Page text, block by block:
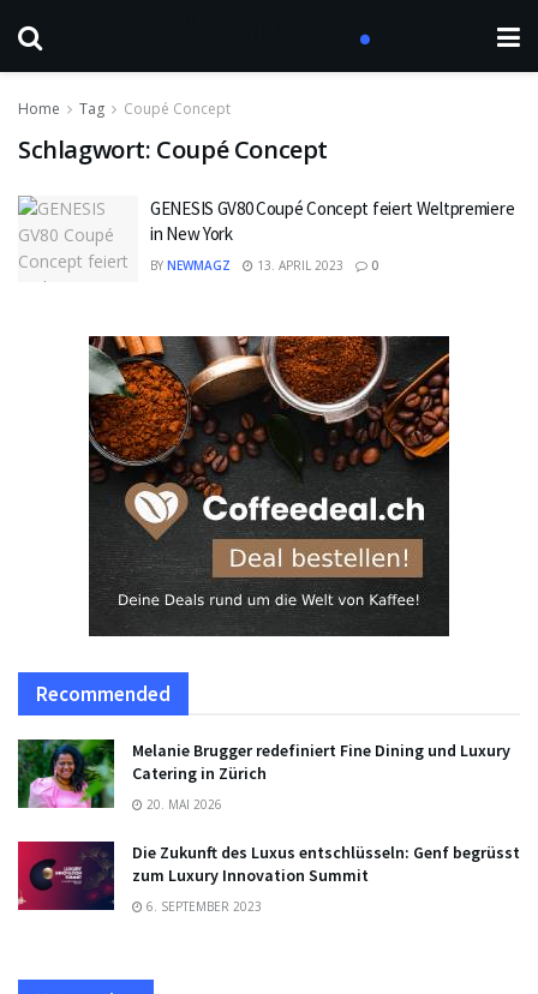
Home Tag Coupé Concept
Schlagwort: Coupé Concept
GENESIS GV80 Coupé Concept feiert Weltpremiere
in New York
BY NEWMAGZ 13. APRIL 2023 0
Recommended
Melanie Brugger redefiniert Fine Dining und Luxury
Catering in Zürich
20. MAI 2026
Die Zukunft des Luxus entschlüsseln: Genf begrüsst
zum Luxury Innovation Summit
6. SEPTEMBER 2023